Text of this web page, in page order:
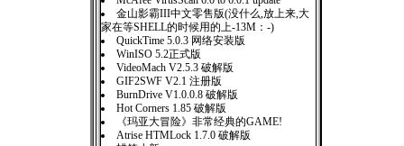
金山影霸III中文零售版(没什么,放上来,大
家在等SHELL的时候用的上-13M：-)
QuickTime 5.0.3 网络安装版
WinISO 5.2正式版
VideoMach V2.5.3 破解版
GIF2SWF V2.1 注册版
BurnDrive V1.0.0.8 破解版
Hot Corners 1.85 破解版
《玛亚大冒险》非常经典的GAME!
Atrise HTMLock 1.7.0 破解版